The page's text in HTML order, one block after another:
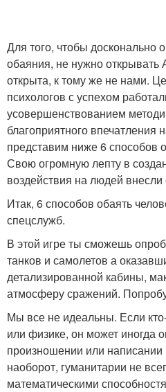
Для того, чтобы досконально
обаяния, не нужно
открыта, к тому же не нами.
психологов с успехом
усовершенствованием
благоприятного
представим ниже 6 способов
Свою огромную лепту в
воздействия на людей внесли
Итак, 6 способов обаять
спецслужб.
В этой игре ты сможешь
танков и самолетов а
детализированной кабины,
атмосферу сражений.
Мы все не идеальны. Если
или физике, он может иногда
произношении или
наоборот, гуманитарии не
математическими